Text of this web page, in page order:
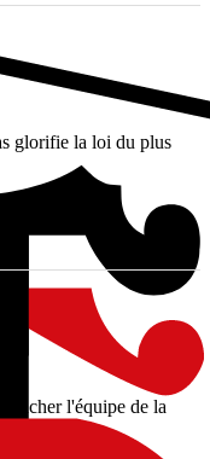
glorifie la loi du plus
l'équipe de la